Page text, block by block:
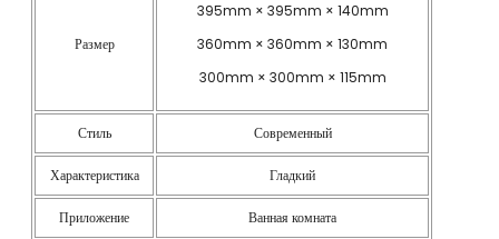
Размер
395mm × 395mm × 140mm
360mm × 360mm × 130mm
300mm × 300mm × 115mm
Стиль Современный
Характеристика Гладкий
Приложение Ванная комната